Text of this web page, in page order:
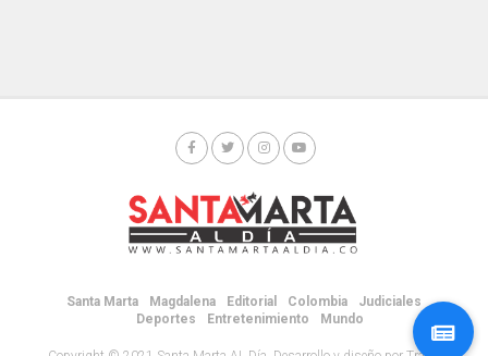
Santa Marta Magdalena Editorial Colombia
Judiciales
Deportes
Entretenimiento Mundo